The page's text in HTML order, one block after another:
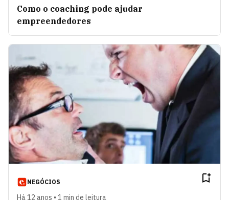
Como o coaching pode ajudar
empreendedores
NEGÓCIOS
Há 12 anos • 1 min de leitura